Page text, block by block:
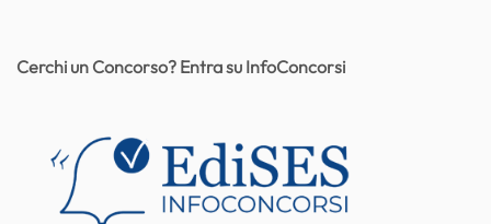
Cerchi un Concorso? Entra su InfoConcorsi